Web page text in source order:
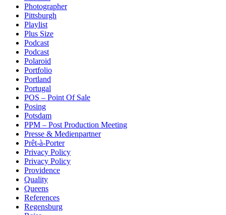
Photographer
Pittsburgh
Playlist
Plus Size
Podcast
Podcast
Polaroid
Portfolio
Portland
Portugal
POS – Point Of Sale
Posing
Potsdam
PPM – Post Production Meeting
Presse & Medienpartner
Prêt-à-Porter
Privacy Policy
Privacy Policy
Providence
Quality
Queens
References
Regensburg